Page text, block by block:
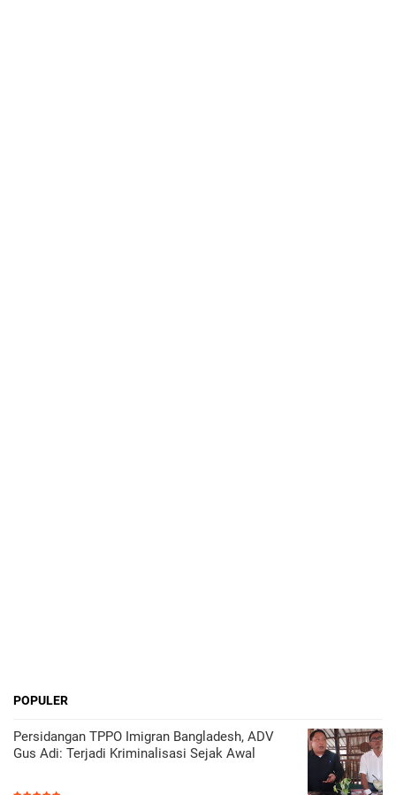
POPULER
Persidangan TPPO Imigran Bangladesh, ADV
Gus Adi: Terjadi Kriminalisasi Sejak Awal